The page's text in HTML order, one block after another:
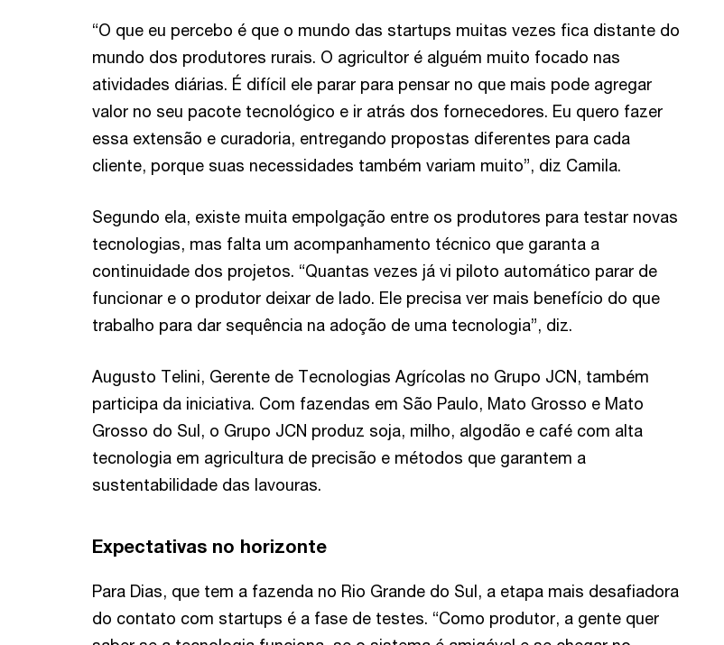
“O que eu percebo é que o mundo das startups muitas vezes fica distante do
mundo dos produtores rurais. O agricultor é alguém muito focado nas
atividades diárias. É difícil ele parar para pensar no que mais pode agregar
valor no seu pacote tecnológico e ir atrás dos fornecedores. Eu quero fazer
essa extensão e curadoria, entregando propostas diferentes para cada
cliente, porque suas necessidades também variam muito”, diz Camila.
Segundo ela, existe muita empolgação entre os produtores para testar novas
tecnologias, mas falta um acompanhamento técnico que garanta a
continuidade dos projetos. “Quantas vezes já vi piloto automático parar de
funcionar e o produtor deixar de lado. Ele precisa ver mais benefício do que
trabalho para dar sequência na adoção de uma tecnologia”, diz.
Augusto Telini, Gerente de Tecnologias Agrícolas no Grupo JCN, também
participa da iniciativa. Com fazendas em São Paulo, Mato Grosso e Mato
Grosso do Sul, o Grupo JCN produz soja, milho, algodão e café com alta
tecnologia em agricultura de precisão e métodos que garantem a
sustentabilidade das lavouras.
Expectativas no horizonte
Para Dias, que tem a fazenda no Rio Grande do Sul, a etapa mais desafiadora
do contato com startups é a fase de testes. “Como produtor, a gente quer